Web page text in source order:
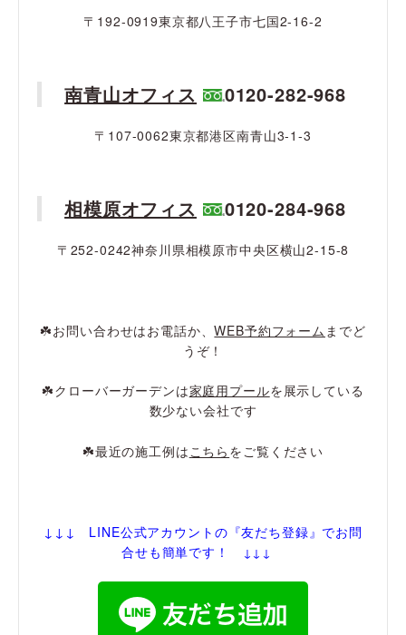
〒192-0919東京都八王子市七国2-16-2
南青山オフィス 0120-282-968
〒107-0062東京都港区南青山3-1-3
相模原オフィス 0120-284-968
〒252-0242神奈川県相模原市中央区横山2-15-8
☘️お問い合わせはお電話か、WEB予約フォーム までど
うぞ！
☘️クローバーガーデンは家庭用プールを展示している
数少ない会社です
☘️最近の施工例は こちら をご覧ください
↓↓↓ LINE公式アカウントの『友だち登録 』でお問
合せも簡単です！
↓↓↓